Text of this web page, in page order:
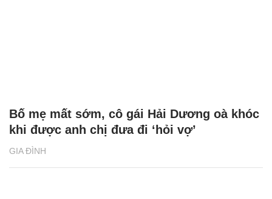
GIA ĐÌNH
Bố mẹ mất sớm, cô gái Hải Dương oà khóc
khi được anh chị đưa đi ‘hỏi vợ’